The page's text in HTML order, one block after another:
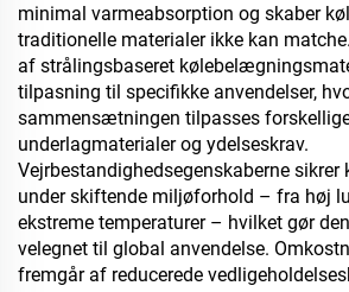
minimal varmeabsorption og skaber
traditionelle materialer ikke kan
af strålingsbaseret
tilpasning til specifikke anvendelser,
sammensætningen tilpasses
underlagmaterialer og ydelseskrav.
Vejrbestandighedsegenskaberne sikrer
under skiftende miljøforhold – fra høj
ekstreme temperaturer – hvilket gør
velegnet til global anvendelse.
fremgår af reducerede